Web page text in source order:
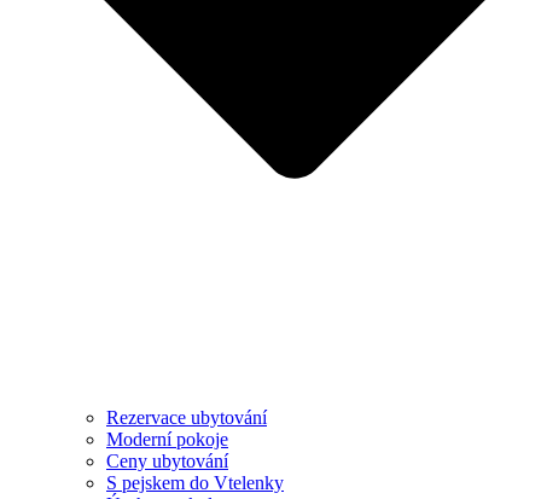
Rezervace ubytování
Moderní pokoje
Ceny ubytování
S pejskem do Vtelenky